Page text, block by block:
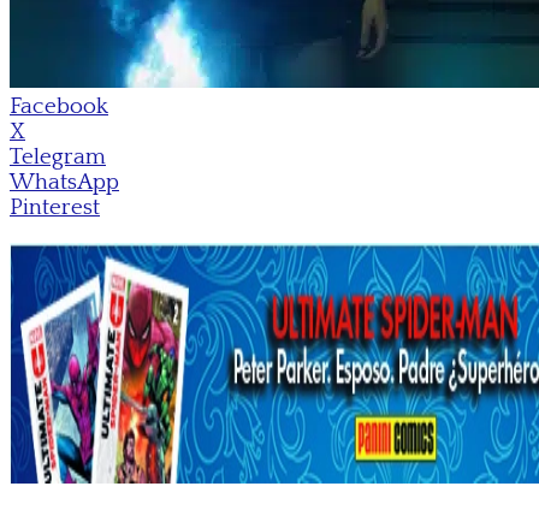
Facebook
X
Telegram
WhatsApp
Pinterest